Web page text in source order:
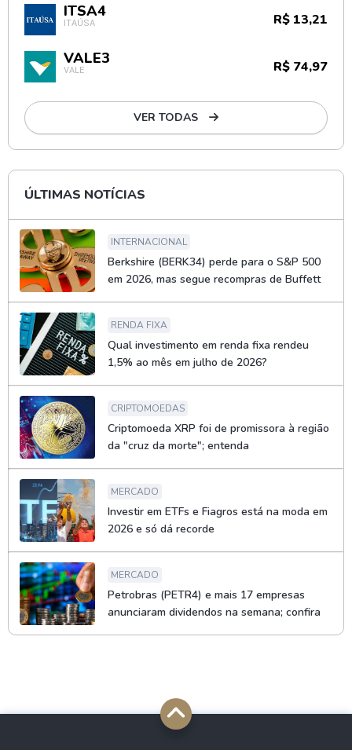
ITSA4
ITAÚSA R$ 13,21
VALE3
VALE R$ 74,97
VER TODAS
ÚLTIMAS NOTÍCIAS
INTERNACIONAL
Berkshire (BERK34) perde para o S&P 500
em 2026, mas segue recompras de Buffett
RENDA FIXA
Qual investimento em renda fixa rendeu
1,5% ao mês em julho de 2026?
CRIPTOMOEDAS
Criptomoeda XRP foi de promissora à região
da "cruz da morte"; entenda
MERCADO
Investir em ETFs e Fiagros está na moda em
2026 e só dá recorde
MERCADO
Petrobras (PETR4) e mais 17 empresas
anunciaram dividendos na semana; confira